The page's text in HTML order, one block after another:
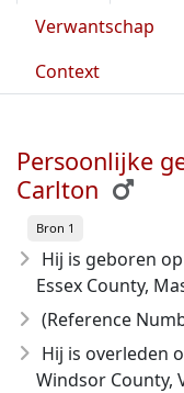
Verwantschap
Context
Persoonlijke
Carlton
Bron 1
Hij is geboren op
Essex County,
(Reference
Hij is overleden
Windsor County,